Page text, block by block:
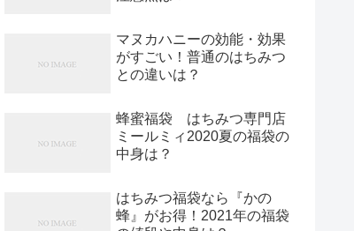
マヌカハニーの効能・効果
がすごい！普通のはちみつ
との違いは？
蜂蜜福袋 はちみつ専門店
ミールミィ2020夏の福袋の
中身は？
はちみつ福袋なら『かの
蜂』がお得！2021年の福袋